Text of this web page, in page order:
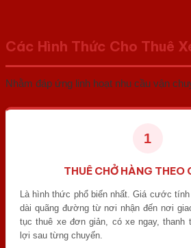
Các Hình Thức Cho Thuê
Nhằm đáp ứng linh hoạt nhu cầu vận
1
THUÊ CHỞ HÀNG THEO
Là hình thức phổ biến nhất. Giá cước
dài quãng đường từ nơi nhận đến nơi
tục thuê xe đơn giản, có xe ngay, thanh
lợi sau từng chuyến.